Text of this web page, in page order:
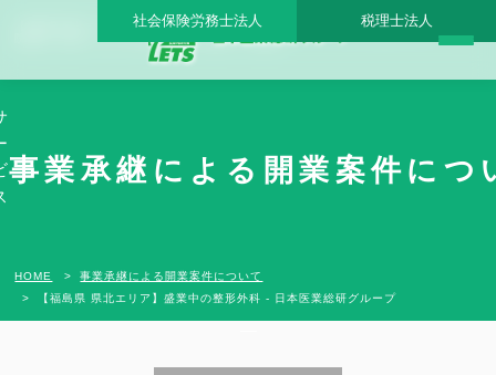
【福島県 県北エリア】盛業中の整形外科 - 日本医業総研グループ |日本医業総研｜医
社会保険労務士法人 税理士法人
事業承継による開業案件につ
HOME
事業承継による開業案件について
【福島県 県北エリア】盛業中の整形外科 - 日本医業総研グループ